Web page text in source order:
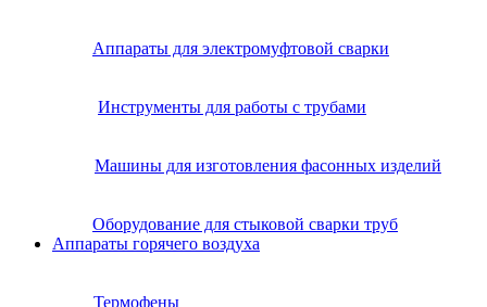
Аппараты для электромуфтовой сварки
Инструменты для работы с трубами
Машины для изготовления фасонных изделий
Оборудование для стыковой сварки труб
Аппараты горячего воздуха
Термофены